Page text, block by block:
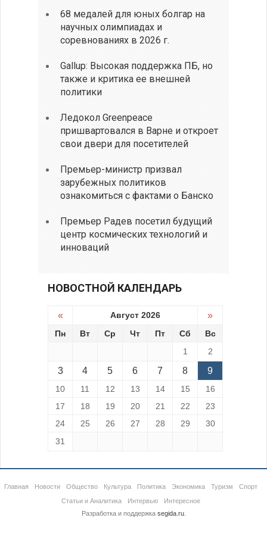
68 медалей для юных болгар на
научных олимпиадах и
соревнованиях в 2026 г.
Gallup: Высокая поддержка ПБ, но
также и критика ее внешней
политики
Ледокол Greenpeace
пришвартовался в Варне и откроет
свои двери для посетителей
Премьер-министр призвал
зарубежных политиков
ознакомиться с фактами о Банско
Премьер Радев посетил будущий
центр космических технологий и
инноваций
НОВОСТНОЙ КАЛЕНДАРЬ
« Август 2026 »
Пн Вт Ср Чт Пт Сб
Вс
1
2
3 4 5 6 7 8 9
10 11 12 13 14 15
16
17
18 19 20 21 22
23
24
25 26 27 28 29
30
31
Главная Новости Общество Культура Политика Экономика Туризм
Спорт
Статьи и Аналитика
Интервью
Интересное
Разработка и поддержка segida.ru.